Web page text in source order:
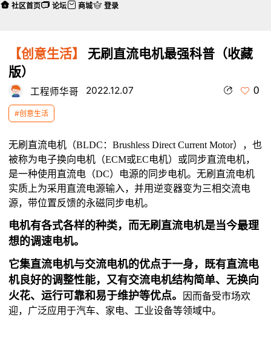
【创意生活】
无刷直流电机最强科普（收藏
版）
工程师华哥 2022.12.07 0
#创意生活
无刷直流电机（BLDC：Brushless Direct Current Motor），也
被称为电子换向电机（ECM或EC电机）或同步直流电机，
是一种使用直流电（DC）电源的同步电机。无刷直流电机
实质上为采用直流电源输入，并用逆变器变为三相交流电
源，带位置反馈的永磁同步电机。
电机有各式各样的种类，而无刷直流电机是当今最理
想的调速电机。
它集直流电机与交流电机的优点于一身，既有直流电
机良好的调整性能，又有交流电机结构简单、无换向
火花、运行可靠和易于维护等优点。
因而备受市场欢
迎，广泛应用于汽车、家电、工业设备等领域中。
社区首页 论坛 商城 登录